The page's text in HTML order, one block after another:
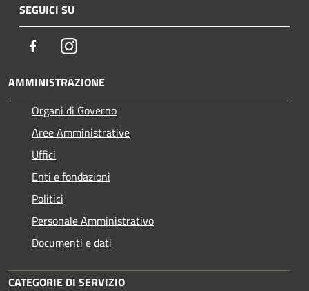
SEGUICI SU
FacebookInstagram
AMMINISTRAZIONE
Organi di Governo
Aree Amministrative
Uffici
Enti e fondazioni
Politici
Personale Amministrativo
Documenti e dati
CATEGORIE DI SERVIZIO